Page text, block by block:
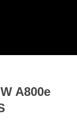
A800e